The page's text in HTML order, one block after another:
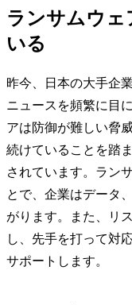
ランサムウェ
いる
昨今、日本の大手企
ニュースを頻繁に目
アは防御が難しい脅
続けていることを踏
されています。ラン
とで、企業はデータ
がります。また、リ
し、先手を打って対
サポートします。